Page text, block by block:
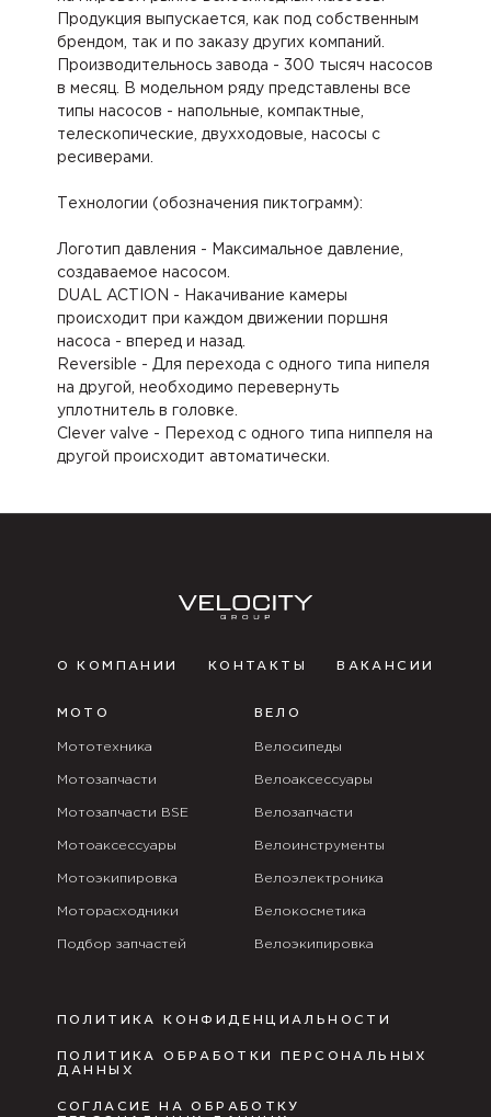
Продукция выпускается, как под собственным
брендом, так и по заказу других компаний.
Производительнось завода - 300 тысяч насосов
в месяц. В модельном ряду представлены все
типы насосов - напольные, компактные,
телескопические, двухходовые, насосы с
ресиверами.
Технологии (обозначения пиктограмм):
Логотип давления - Максимальное давление,
создаваемое насосом.
DUAL ACTION - Накачивание камеры
происходит при каждом движении поршня
насоса - вперед и назад.
Reversible - Для перехода с одного типа нипеля
на другой, необходимо перевернуть
уплотнитель в головке.
Clever valve - Переход с одного типа ниппеля на
другой происходит автоматически.
О КОМПАНИИ КОНТАКТЫ ВАКАНСИИ
МОТО
Мототехника
Мотозапчасти
Мотозапчасти BSE
Мотоаксессуары
Мотоэкипировка
Моторасходники
Подбор запчастей
ВЕЛО
Велосипеды
Велоаксессуары
Велозапчасти
Велоинструменты
Велоэлектроника
Велокосметика
Велоэкипировка
ПОЛИТИКА КОНФИДЕНЦИАЛЬНОСТИ
ПОЛИТИКА ОБРАБОТКИ ПЕРСОНАЛЬНЫХ
ДАННЫХ
СОГЛАСИЕ НА ОБРАБОТКУ